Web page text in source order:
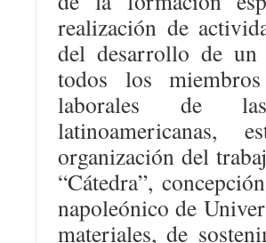
realización de
del desarrollo de un
todos los
laborales de las
organización del
“Cátedra”,
napoleónico de
materiales, de